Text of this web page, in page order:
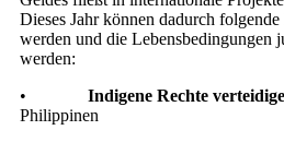
Dieses Jahr können dadurch
werden und die Lebensbedingungen
werden:
• Indigene Rechte
Philippinen